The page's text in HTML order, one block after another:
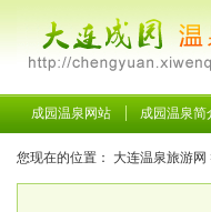
成园温泉网站 成园温泉简
您现在的位置： 大连温泉旅游网